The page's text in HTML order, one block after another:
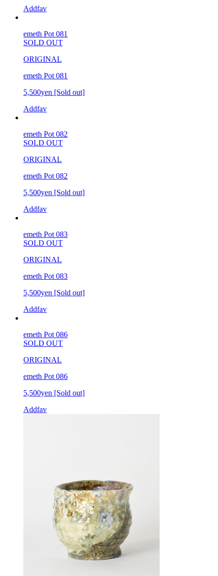
Addfav
emeth Pot 081
SOLD OUT
ORIGINAL
emeth Pot 081
5,500yen [Sold out]
Addfav
emeth Pot 082
SOLD OUT
ORIGINAL
emeth Pot 082
5,500yen [Sold out]
Addfav
emeth Pot 083
SOLD OUT
ORIGINAL
emeth Pot 083
5,500yen [Sold out]
Addfav
emeth Pot 086
SOLD OUT
ORIGINAL
emeth Pot 086
5,500yen [Sold out]
Addfav